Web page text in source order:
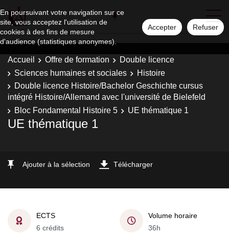
En poursuivant votre navigation sur ce
site, vous acceptez l'utilisation de
cookies à des fins de mesure
d'audience (statistiques anonymes).
Accepter Refuser
Accueil Offre de formation
Double licence
Sciences humaines et sociales
Histoire
Double licence Histoire/Bachelor Geschichte cursus
intégré Histoire/Allemand avec l'université de Bielefeld
Bloc Fondamental Histoire 5
UE thématique 1
UE thématique 1
Ajouter à la sélection Télécharger
ECTS
6 crédits
Volume horaire
36h